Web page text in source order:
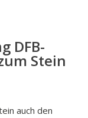
DFB-
Stein
auch den